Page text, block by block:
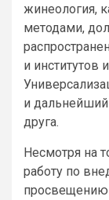
жинеология,
методами,
и институтов
и
друга.
Несмотря на
работу по